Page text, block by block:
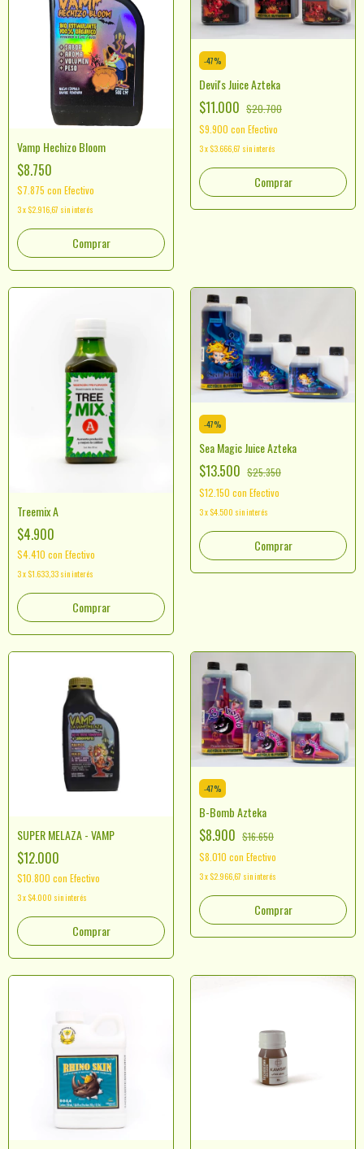
Vamp Hechizo Bloom
$8.750
$7.875 con Efectivo
3x $2.916,67 sin interés
-47%
Devil's Juice Azteka
$11.000 $20.700
$9.900 con Efectivo
3x $3.666,67 sin interés
Comprar
Treemix A
$4.900
$4.410 con Efectivo
3x $1.633,33 sin interés
Comprar
-47%
Sea Magic Juice Azteka
$13.500 $25.350
$12.150 con Efectivo
3x $4.500 sin interés
Comprar
SUPER MELAZA - VAMP
$12.000
$10.800 con Efectivo
3x $4.000 sin interés
-47%
B-Bomb Azteka
$8.900 $16.650
$8.010 con Efectivo
3x $2.966,67 sin interés
Comprar